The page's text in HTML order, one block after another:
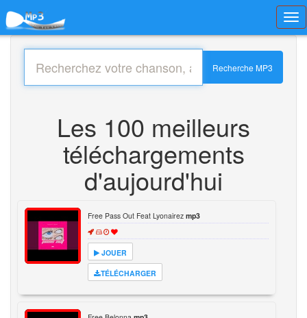
Recherche MP3
Les 100 meilleurs
téléchargements
d'aujourd'hui
Free Pass Out Feat Lyonairez mp3
JOUER
TÉLÉCHARGER